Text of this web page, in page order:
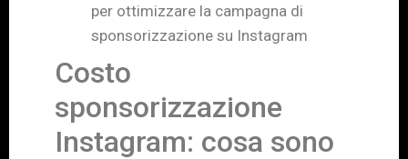
per ottimizzare la campagna di
sponsorizzazione su Instagram
Costo
sponsorizzazione
Instagram: cosa sono